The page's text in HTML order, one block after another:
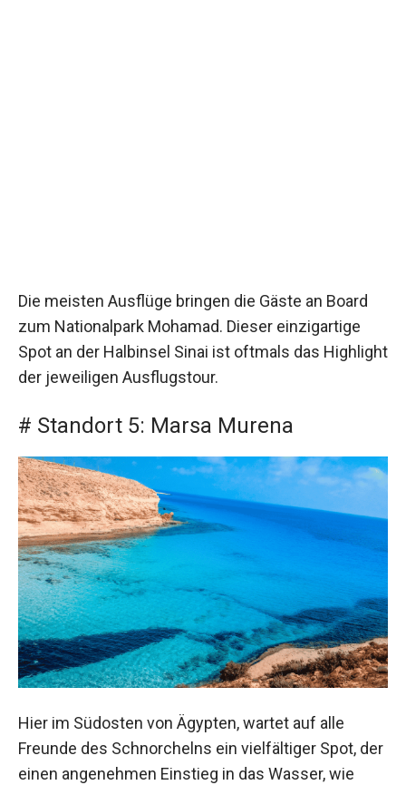
Die meisten Ausflüge bringen die Gäste an Board
zum Nationalpark Mohamad. Dieser einzigartige
Spot an der Halbinsel Sinai ist oftmals das Highlight
der jeweiligen Ausflugstour.
# Standort 5: Marsa Murena
Hier im Südosten von Ägypten, wartet auf alle
Freunde des Schnorchelns ein vielfältiger Spot, der
einen angenehmen Einstieg in das Wasser, wie